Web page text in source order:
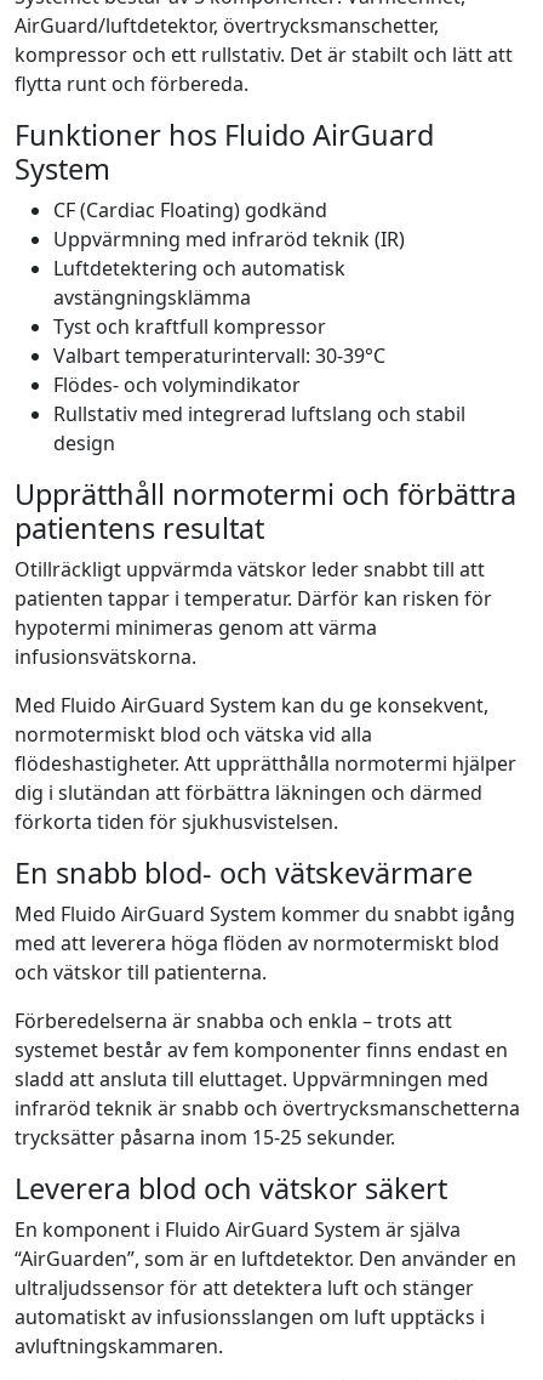
AirGuard/luftdetektor, övertrycksmanschetter,
kompressor och ett rullstativ. Det är stabilt och lätt att
flytta runt och förbereda.
Funktioner hos Fluido AirGuard
System
CF (Cardiac Floating) godkänd
Uppvärmning med infraröd teknik (IR)
Luftdetektering och automatisk
avstängningsklämma
Tyst och kraftfull kompressor
Valbart temperaturintervall: 30-39°C
Flödes- och volymindikator
Rullstativ med integrerad luftslang och stabil
design
Upprätthåll normotermi och förbättra
patientens resultat
Otillräckligt uppvärmda vätskor leder snabbt till att
patienten tappar i temperatur. Därför kan risken för
hypotermi minimeras genom att värma
infusionsvätskorna.
Med Fluido AirGuard System kan du ge konsekvent,
normotermiskt blod och vätska vid alla
flödeshastigheter. Att upprätthålla normotermi hjälper
dig i slutändan att förbättra läkningen och därmed
förkorta tiden för sjukhusvistelsen.
En snabb blod- och vätskevärmare
Med Fluido AirGuard System kommer du snabbt igång
med att leverera höga flöden av normotermiskt blod
och vätskor till patienterna.
Förberedelserna är snabba och enkla – trots att
systemet består av fem komponenter finns endast en
sladd att ansluta till eluttaget. Uppvärmningen med
infraröd teknik är snabb och övertrycksmanschetterna
trycksätter påsarna inom 15-25 sekunder.
Leverera blod och vätskor säkert
En komponent i Fluido AirGuard System är själva
“AirGuarden”, som är en luftdetektor. Den använder en
ultraljudssensor för att detektera luft och stänger
automatiskt av infusionsslangen om luft upptäcks i
avluftningskammaren.